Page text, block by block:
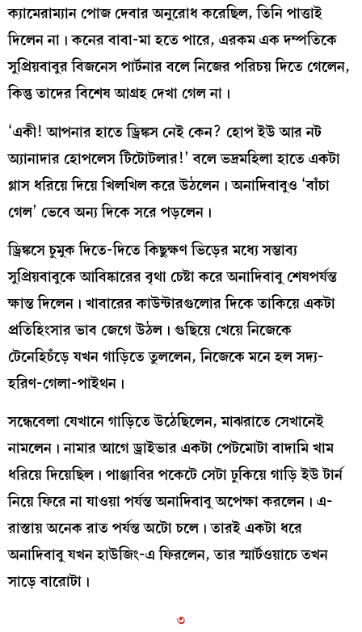
ক্যামেরাম্যান পোজ দেবার অনুরোধ করেছিল, তিনি পাত্তাই
দিলেন না। কনের বাবা-মা হতে পারে, এরকম এক দম্পতিকে
সুপ্রিয়বাবুর বিজনেস পার্টনার বলে নিজের পরিচয় দিতে গেলেন,
কিন্তু তাদের বিশেষ আগ্রহ দেখা গেল না।
‘একী! আপনার হাতে ড্রিঙ্কস নেই কেন? হোপ ইউ আর নট
অ্যানাদার হোপলেস টিটোটলার!’ বলে ভদ্রমহিলা হাতে একটা
গ্লাস ধরিয়ে দিয়ে খিলখিল করে উঠলেন। অনাদিবাবুও ‘বাঁচা
গেল’ ভেবে অন্য দিকে সরে পড়লেন।
ড্রিঙ্কসে চুমুক দিতে-দিতে কিছুক্ষণ ভিড়ের মধ্যে সম্ভাব্য
সুপ্রিয়বাবুকে আবিষ্কারের বৃথা চেষ্টা করে অনাদিবাবু শেষপর্যন্ত
ক্ষান্ত দিলেন। খাবারের কাউন্টারগুলোর দিকে তাকিয়ে একটা
প্রতিহিংসার ভাব জেগে উঠল। গুছিয়ে খেয়ে নিজেকে
টেনেহিচঁড়ে যখন গাড়িতে তুললেন, নিজেকে মনে হল সদ্য-
হরিণ-গেলা-পাইথন।
সন্ধেবেলা যেখানে গাড়িতে উঠেছিলেন, মাঝরাতে সেখানেই
নামলেন। নামার আগে ড্রাইভার একটা পেটমোটা বাদামি খাম
ধরিয়ে দিয়েছিল। পাঞ্জাবির পকেটে সেটা ঢুকিয়ে গাড়ি ইউ টার্ন
নিয়ে ফিরে না যাওয়া পর্যন্ত অনাদিবাবু অপেক্ষা করলেন। এ-
রাস্তায় অনেক রাত পর্যন্ত অটো চলে। তারই একটা ধরে
অনাদিবাবু যখন হাউজিং-এ ফিরলেন, তার স্মার্টওয়াচে তখন
সাড়ে বারোটা।
৩